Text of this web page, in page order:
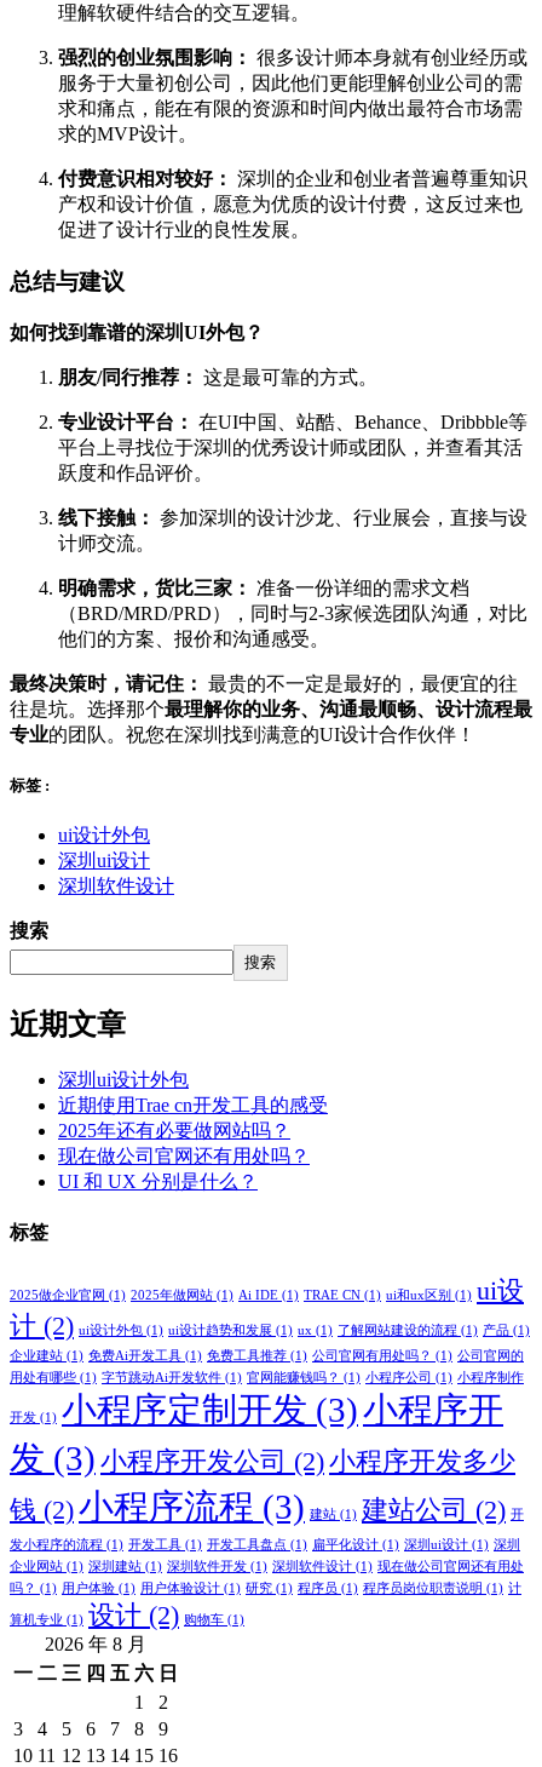
理解软硬件结合的交互逻辑。
强烈的创业氛围影响： 很多设计师本身就有创业经历或
服务于大量初创公司，因此他们更能理解创业公司的需
求和痛点，能在有限的资源和时间内做出最符合市场需
求的MVP设计。
付费意识相对较好： 深圳的企业和创业者普遍尊重知识
产权和设计价值，愿意为优质的设计付费，这反过来也
促进了设计行业的良性发展。
总结与建议
如何找到靠谱的深圳UI外包？
朋友/同行推荐： 这是最可靠的方式。
专业设计平台： 在UI中国、站酷、Behance、Dribbble等
平台上寻找位于深圳的优秀设计师或团队，并查看其活
跃度和作品评价。
线下接触： 参加深圳的设计沙龙、行业展会，直接与设
计师交流。
明确需求，货比三家： 准备一份详细的需求文档
（BRD/MRD/PRD），同时与2-3家候选团队沟通，对比
他们的方案、报价和沟通感受。
最终决策时，请记住： 最贵的不一定是最好的，最便宜的往
往是坑。选择那个最理解你的业务、沟通最顺畅、设计流程最
专业的团队。祝您在深圳找到满意的UI设计合作伙伴！
标签 :
ui设计外包
深圳ui设计
深圳软件设计
搜索
搜索
近期文章
深圳ui设计外包
近期使用Trae cn开发工具的感受
2025年还有必要做网站吗？
现在做公司官网还有用处吗？
UI 和 UX 分别是什么？
标签
2025做企业官网 (1) 2025年做网站 (1) Ai IDE (1) TRAE CN (1) ui和ux区别 (1) ui设
计 (2) ui设计外包 (1) ui设计趋势和发展 (1) ux (1) 了解网站建设的流程 (1) 产品 (1)
企业建站 (1) 免费Ai开发工具 (1) 免费工具推荐 (1) 公司官网有用处吗？ (1) 公司官网的
用处有哪些 (1) 字节跳动Ai开发软件 (1) 官网能赚钱吗？ (1) 小程序公司 (1) 小程序制作
开发 (1) 小程序定制开发 (3)小程序开
发 (3) 小程序开发公司 (2)小程序开发多少
钱 (2)小程序流程 (3) 建站 (1) 建站公司 (2) 开
发小程序的流程 (1) 开发工具 (1) 开发工具盘点 (1) 扁平化设计 (1) 深圳ui设计 (1) 深圳
企业网站 (1) 深圳建站 (1) 深圳软件开发 (1) 深圳软件设计 (1) 现在做公司官网还有用处
吗？ (1) 用户体验 (1) 用户体验设计 (1) 研究 (1) 程序员 (1) 程序员岗位职责说明 (1) 计
算机专业 (1) 设计 (2) 购物车 (1)
2026 年 8 月
一 二 三 四 五 六 日
1
2
3
4 5 6 7 8
9
10 11 12 13 14 15 16